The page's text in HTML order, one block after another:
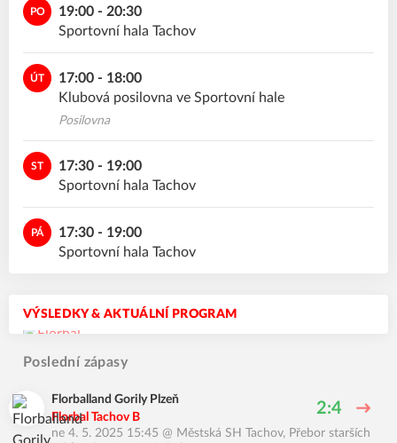
PO
19:00 - 20:30
Sportovní hala Tachov
ÚT
17:00 - 18:00
Klubová posilovna ve Sportovní hale
Posilovna
ST
17:30 - 19:00
Sportovní hala Tachov
PÁ
17:30 - 19:00
Sportovní hala Tachov
VÝSLEDKY & AKTUÁLNÍ PROGRAM
Poslední zápasy
Florballand Gorily Plzeň
Florbal Tachov B
2:4
ne 4. 5. 2025 15:45 @ Městská SH Tachov, Přebor starších